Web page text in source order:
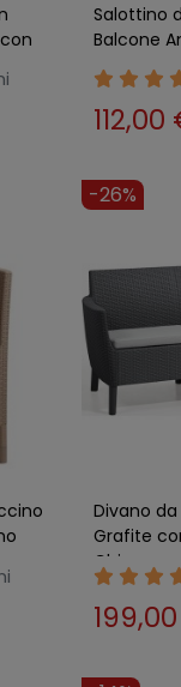
Salottino
Balcone
Crema
-26%
Divano
Grafite
Chiaro